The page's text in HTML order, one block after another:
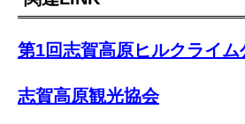
第1回志賀高原ヒルクライム
志賀高原観光協会